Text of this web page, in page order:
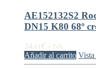
AE152132S2
DN15 K80 68º
24,01 € + IVA
Añadir al carrito Vista